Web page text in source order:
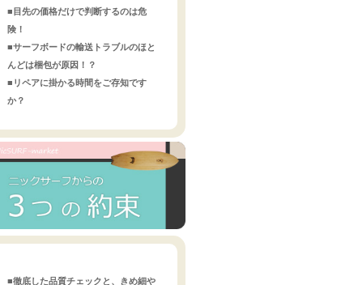
■目先の価格だけで判断するのは危
険！
■サーフボードの輸送トラブルのほと
んどは梱包が原因！？
■リペアに掛かる時間をご存知です
か？
■徹底した品質チェックと、きめ細や